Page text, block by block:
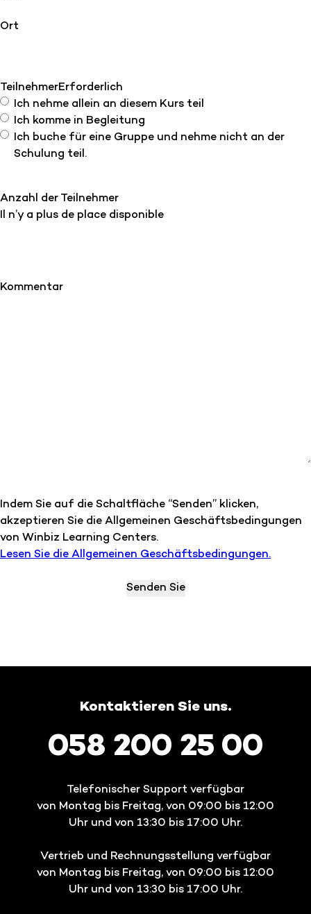
Ort
TeilnehmerErforderlich
Ich nehme allein an diesem Kurs teil
Ich komme in Begleitung
Ich buche für eine Gruppe und nehme nicht an der
Schulung teil.
Anzahl der Teilnehmer
Il n’y a plus de place disponible
Kommentar
Indem Sie auf die Schaltfläche “Senden” klicken,
akzeptieren Sie die Allgemeinen Geschäftsbedingungen
von Winbiz Learning Centers.
Lesen Sie die Allgemeinen Geschäftsbedingungen.
Kontaktieren Sie uns.
058 200 25 00
Telefonischer Support verfügbar
von Montag bis Freitag, von 09:00 bis 12:00
Uhr und von 13:30 bis 17:00 Uhr.
Vertrieb und Rechnungsstellung verfügbar
von Montag bis Freitag, von 09:00 bis 12:00
Uhr und von 13:30 bis 17:00 Uhr.